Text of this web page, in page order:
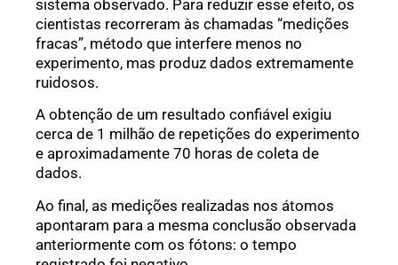
sistema observado. Para reduzir esse efeito, os
cientistas recorreram às chamadas “medições
fracas”, método que interfere menos no
experimento, mas produz dados extremamente
ruidosos.
A obtenção de um resultado confiável exigiu
cerca de 1 milhão de repetições do experimento
e aproximadamente 70 horas de coleta de
dados.
Ao final, as medições realizadas nos átomos
apontaram para a mesma conclusão observada
anteriormente com os fótons: o tempo